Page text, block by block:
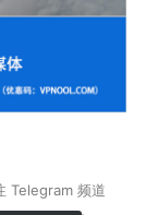
Telegram 频道